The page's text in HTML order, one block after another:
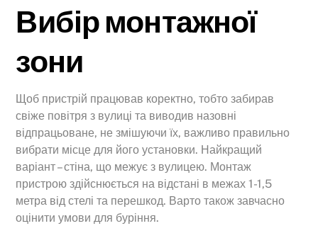
Вибір монтажної
зони
Щоб пристрій працював коректно, тобто забирав
свіже повітря з вулиці та виводив назовні
відпрацьоване, не змішуючи їх, важливо правильно
вибрати місце для його установки. Найкращий
варіант – стіна, що межує з вулицею. Монтаж
пристрою здійснюється на відстані в межах 1-1,5
метра від стелі та перешкод. Варто також завчасно
оцінити умови для буріння.